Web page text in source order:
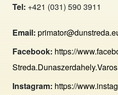
Tel: +421 (031) 590 3911
Email:
Facebook: https://
Streda.Dunaszerdahely.Varos
Instagram: https://